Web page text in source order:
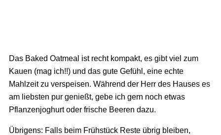
Das Baked Oatmeal ist recht kompakt, es gibt viel zum
Kauen (mag ich!!) und das gute Gefühl, eine echte
Mahlzeit zu verspeisen. Während der Herr des Hauses es
am liebsten pur genießt, gebe ich gern noch etwas
Pflanzenjoghurt oder frische Beeren dazu.
Übrigens: Falls beim Frühstück Reste übrig bleiben,